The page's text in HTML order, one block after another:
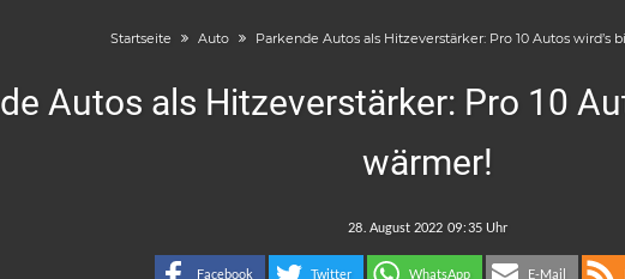
Startseite Auto Parkende Autos als Hitzeverstärker: Pro 10 Autos wird’s
Autos als Hitzeverstärker: Pro 10
wärmer!
:
Facebook Twitter WhatsApp E-Mail